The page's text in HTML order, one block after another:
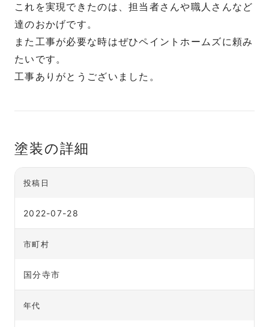
これを実現できたのは、担当者さんや職人さんなど
達のおかげです。
また工事が必要な時はぜひペイントホームズに頼み
たいです。
工事ありがとうございました。
塗装の詳細
投稿日
2022-07-28
市町村
国分寺市
年代